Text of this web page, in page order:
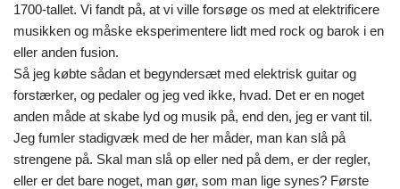
1700-tallet. Vi fandt på, at vi ville forsøge os med at elektrificere
musikken og måske eksperimentere lidt med rock og barok i en
eller anden fusion.
Så jeg købte sådan et begyndersæt med elektrisk guitar og
forstærker, og pedaler og jeg ved ikke, hvad. Det er en noget
anden måde at skabe lyd og musik på, end den, jeg er vant til.
Jeg fumler stadigvæk med de her måder, man kan slå på
strengene på. Skal man slå op eller ned på dem, er der regler,
eller er det bare noget, man gør, som man lige synes? Første